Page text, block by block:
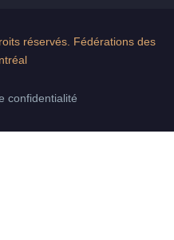
réservés. Fédérations des
confidentialité